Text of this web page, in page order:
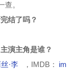
查。
结了吗？
演主角是谁？
·李 ，IMDB： im